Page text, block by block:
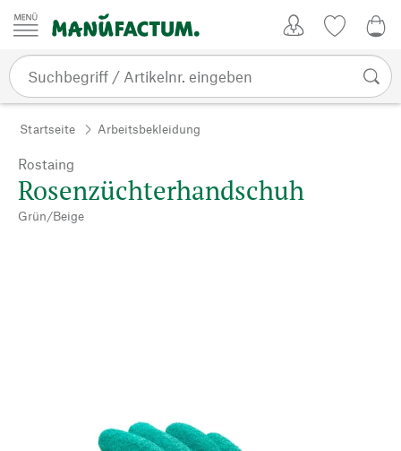
Zum Inhalt springen
Startseite Arbeitsbekleidung
Rostaing
Rosenzüchterhandschuh
Grün/Beige